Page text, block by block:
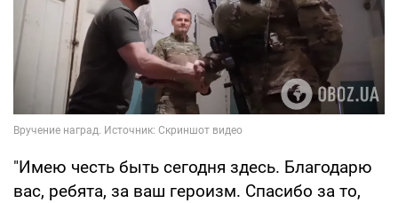
"Имею честь быть сегодня здесь. Благодарю
вас, ребята, за ваш героизм. Спасибо за то,